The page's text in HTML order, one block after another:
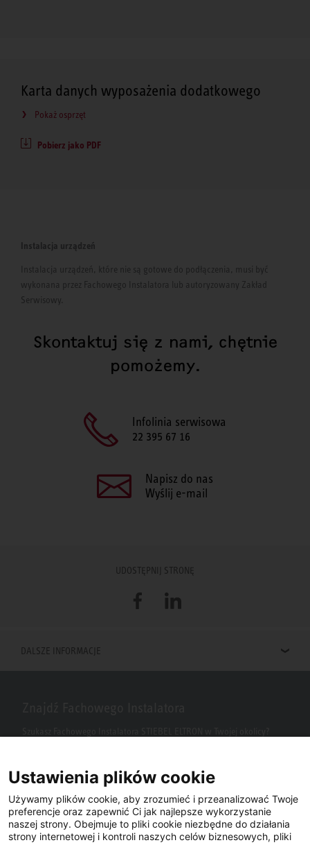
Karta danych wyposażenia dodatkowego
Pokaż osprzęt
Pobierz jako PDF
Instalacja urządzeń
Instalacja urządzeń, które nie są gotowe do podłączenia, musi być
wykonana przez Fachowego Instalatora lub autoryzowany Zakład
Serwisowy.
Skontaktuj się z nami, chętnie
pomożemy.
Infolinia serwisowa
22 395 67 16
Napisz do nas
Wyślij e-mail
UDOSTĘPNIJ STRONĘ
FacebookLinkedIn
DALSZE INFORMACJE
Ustawienia plików cookie
Używamy plików cookie, aby zrozumieć i przeanalizować Twoje
preferencje oraz zapewnić Ci jak najlepsze wykorzystanie
naszej strony. Obejmuje to pliki cookie niezbędne do działania
strony internetowej i kontroli naszych celów biznesowych, pliki